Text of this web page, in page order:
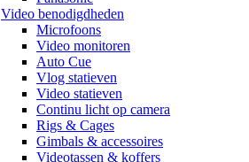
Video benodigdheden
Microfoons
Video monitoren
Auto Cue
Vlog statieven
Video statieven
Continu licht op camera
Rigs & Cages
Gimbals & accessoires
Videotassen & koffers